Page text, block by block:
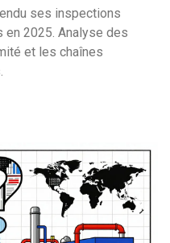
ses inspections
2025. Analyse des
et les chaînes